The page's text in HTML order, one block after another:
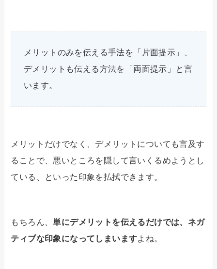
メリットのみを伝える手法を「片面提示」、
デメリットも伝える方法を「両面提示」と言
います。
メリットだけでなく、デメリットについても言及す
ることで、悪いところを隠して言いくるめようとし
ている、といった印象を払拭できます。
もちろん、単にデメリットを伝えるだけでは、ネガ
ティブな印象になってしまいますよね。